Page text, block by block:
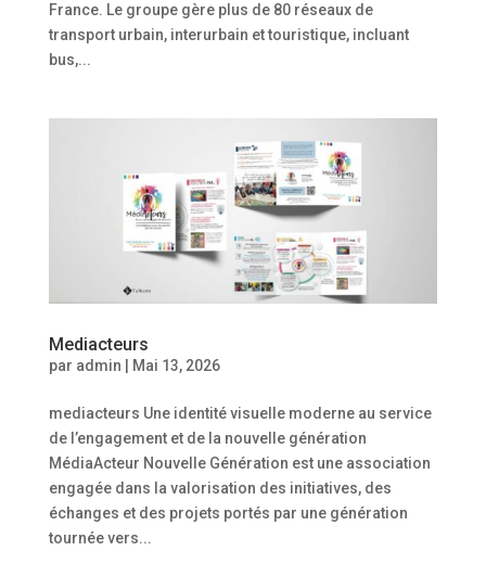
France. Le groupe gère plus de 80 réseaux de
transport urbain, interurbain et touristique, incluant
bus,...
Mediacteurs
par admin Mai 13, 2026
mediacteurs Une identité visuelle moderne au service
de l’engagement et de la nouvelle génération
MédiaActeur Nouvelle Génération est une association
engagée dans la valorisation des initiatives, des
échanges et des projets portés par une génération
tournée vers...